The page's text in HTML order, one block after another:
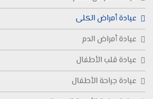
عيادة أمراض الكلى
عيادة أمراض الدم
عيادة قلب الأطفال
عيادة جراحة الأطفال